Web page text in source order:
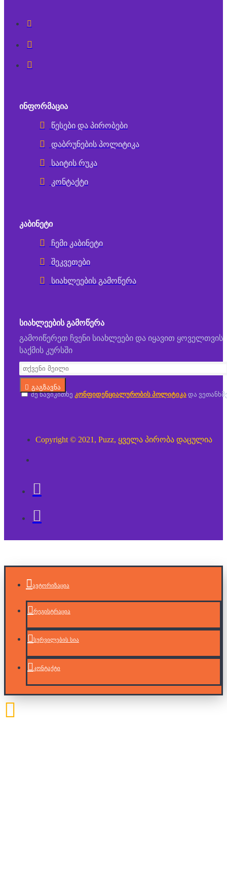
ᲘᲜᲤᲝᲠᲛᲐᲪᲘᲐ
წესები და პირობები
დაბრუნების პოლიტიკა
საიტის რუკა
კონტაქტი
ᲙᲐᲑᲘᲜᲔᲢᲘ
ჩემი კაბინეტი
შეკვეთები
სიახლეების გამოწერა
ᲡᲘᲐᲮᲚᲔᲔᲑᲘᲡ ᲒᲐᲛᲝᲬᲔᲠᲐ
გამოიწერეთ ჩვენი სიახლეები და იყავით ყოველთვის
საქმის კურსში
გაგზავნა
მე წავიკითხე კონფიდენციალურობის პოლიტიკა და
Copyright © 2021, Puzz, ყველა პირობა დაცულია
ავტორიზაცია
რეგისტრაცია
სურვილების სია
კონტაქტი